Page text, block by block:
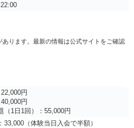
ります。最新の情報は公式サイトをご確認
円
円
（1日1回）：55,000円
33,000（体験当日入会で半額）